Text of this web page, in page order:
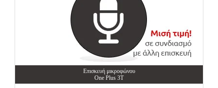
Επισκευή μικροφώνου
One Plus 3T